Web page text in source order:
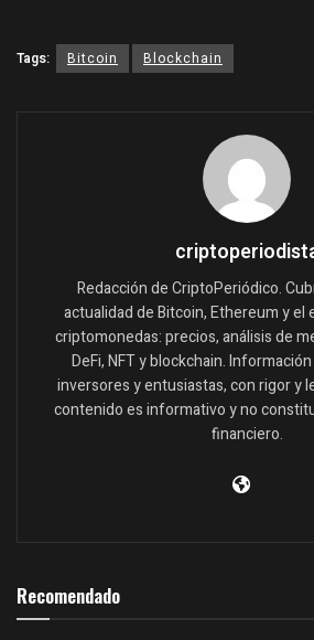
Tags: Bitcoin Blockchain
Redacción de CriptoPeriódico.
actualidad de Bitcoin, Ethereum y el
criptomonedas: precios, análisis de
DeFi, NFT y blockchain.
inversores y entusiastas, con rigor y
contenido es informativo y no
financiero.
Recomendado